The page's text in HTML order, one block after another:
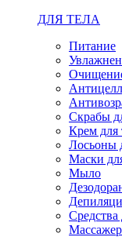
ДЛЯ ТЕЛА
Питание
Скрабы
Крем для
Лосьоны
Маски
Мыло